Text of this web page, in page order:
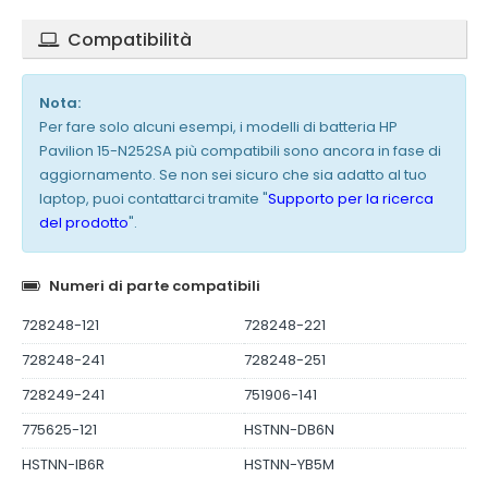
Compatibilità
Nota:
Per fare solo alcuni esempi, i modelli di batteria HP
Pavilion 15-N252SA più compatibili sono ancora in fase di
aggiornamento. Se non sei sicuro che sia adatto al tuo
laptop, puoi contattarci tramite "Supporto per la ricerca
del prodotto".
Numeri di parte compatibili
728248-121
728248-221
728248-241
728248-251
728249-241
751906-141
775625-121
HSTNN-DB6N
HSTNN-IB6R
HSTNN-YB5M